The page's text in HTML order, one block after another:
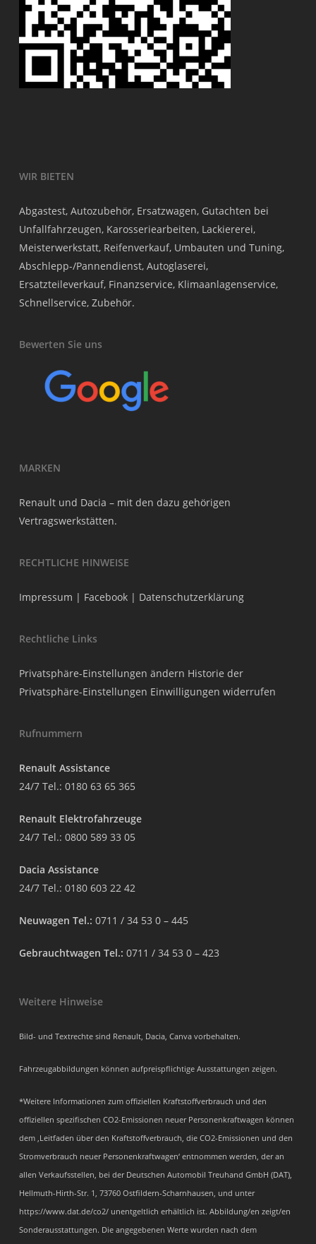
WIR BIETEN
Abgastest, Autozubehör, Ersatzwagen, Gutachten bei
Unfallfahrzeugen, Karosseriearbeiten, Lackiererei,
Meisterwerkstatt, Reifenverkauf, Umbauten und Tuning,
Abschlepp-/Pannendienst, Autoglaserei,
Ersatzteileverkauf, Finanzservice, Klimaanlagenservice,
Schnellservice, Zubehör.
Bewerten Sie uns
MARKEN
Renault und Dacia – mit den dazu gehörigen
Vertragswerkstätten.
RECHTLICHE HINWEISE
Impressum | Facebook| Datenschutzerklärung
Rechtliche Links
Privatsphäre-Einstellungen ändern Historie der
Privatsphäre-Einstellungen Einwilligungen widerrufen
Rufnummern
Renault Assistance
24/7 Tel.: 0180 63 65 365
Renault Elektrofahrzeuge
24/7 Tel.: 0800 589 33 05
Dacia Assistance
24/7 Tel.: 0180 603 22 42
Neuwagen Tel.: 0711 / 34 53 0 – 445
Gebrauchtwagen Tel.: 0711 / 34 53 0 – 423
Weitere Hinweise
Bild- und Textrechte sind Renault, Dacia, Canva vorbehalten.
Fahrzeugabbildungen können aufpreispflichtige Ausstattungen zeigen.
*Weitere Informationen zum offiziellen Kraftstoffverbrauch und den
offiziellen spezifischen CO2-Emissionen neuer Personenkraftwagen können
dem ‚Leitfaden über den Kraftstoffverbrauch, die CO2-Emissionen und den
Stromverbrauch neuer Personenkraftwagen‘ entnommen werden, der an
allen Verkaufsstellen, bei der Deutschen Automobil Treuhand GmbH (DAT),
Hellmuth-Hirth-Str. 1, 73760 Ostfildern-Scharnhausen, und unter
https://www.dat.de/co2/ unentgeltlich erhältlich ist. Abbildung/en zeigt/en
Sonderausstattungen. Die angegebenen Werte wurden nach dem